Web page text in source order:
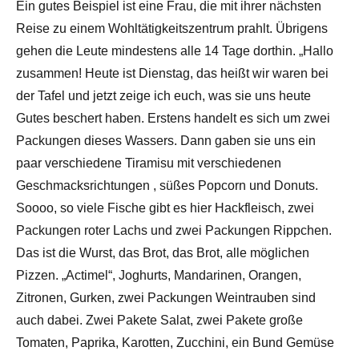
Ein gutes Beispiel ist eine Frau, die mit ihrer nächsten
Reise zu einem Wohltätigkeitszentrum prahlt. Übrigens
gehen die Leute mindestens alle 14 Tage dorthin. „Hallo
zusammen! Heute ist Dienstag, das heißt wir waren bei
der Tafel und jetzt zeige ich euch, was sie uns heute
Gutes beschert haben. Erstens handelt es sich um zwei
Packungen dieses Wassers. Dann gaben sie uns ein
paar verschiedene Tiramisu mit verschiedenen
Geschmacksrichtungen , süßes Popcorn und Donuts.
Soooo, so viele Fische gibt es hier Hackfleisch, zwei
Packungen roter Lachs und zwei Packungen Rippchen.
Das ist die Wurst, das Brot, das Brot, alle möglichen
Pizzen. „Actimel“, Joghurts, Mandarinen, Orangen,
Zitronen, Gurken, zwei Packungen Weintrauben sind
auch dabei. Zwei Pakete Salat, zwei Pakete große
Tomaten, Paprika, Karotten, Zucchini, ein Bund Gemüse